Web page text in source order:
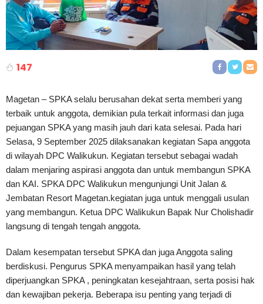
147
Magetan – SPKA selalu berusahan dekat serta memberi yang
terbaik untuk anggota, demikian pula terkait informasi dan juga
pejuangan SPKA yang masih jauh dari kata selesai. Pada hari
Selasa, 9 September 2025 dilaksanakan kegiatan Sapa anggota
di wilayah DPC Walikukun. Kegiatan tersebut sebagai wadah
dalam menjaring aspirasi anggota dan untuk membangun SPKA
dan KAI. SPKA DPC Walikukun mengunjungi Unit Jalan &
Jembatan Resort Magetan.kegiatan juga untuk menggali usulan
yang membangun. Ketua DPC Walikukun Bapak Nur Cholishadir
langsung di tengah tengah anggota.
Dalam kesempatan tersebut SPKA dan juga Anggota saling
berdiskusi. Pengurus SPKA menyampaikan hasil yang telah
diperjuangkan SPKA , peningkatan kesejahtraan, serta posisi hak
dan kewajiban pekerja. Beberapa isu penting yang terjadi di